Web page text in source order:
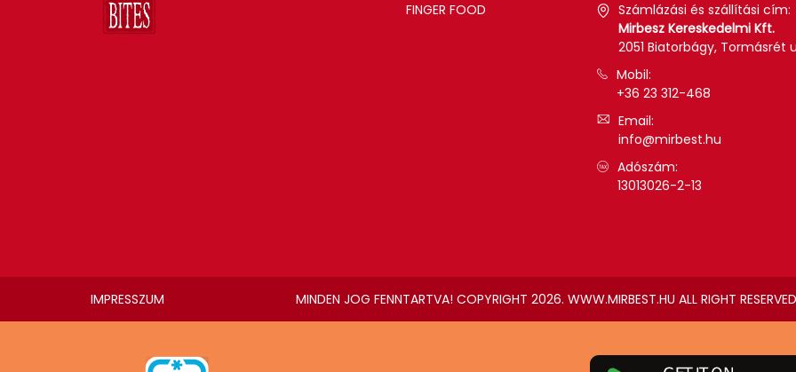
FINGER FOOD
Számlázási és szállítási cím:
Mirbesz Kereskedelmi Kft.
2051 Biatorbágy, Tormásrét
Mobil:
+36 23 312-468
Email:
info@mirbest.hu
Adószám:
13013026-2-13
IMPRESSZUM MINDEN JOG FENNTARTVA! COPYRIGHT 2026. WWW.MIRBEST.HU ALL RIGHT